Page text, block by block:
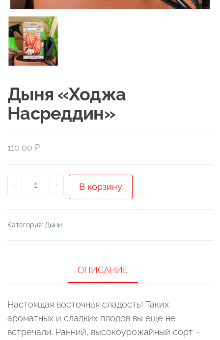
Дыня «Ходжа
Насреддин»
110,00 ₽
-
Количество
товара
"Ходжа
+ В корзину
Категория: Дыни
ОПИСАНИЕ
Настоящая восточная сладость! Таких
ароматных и сладких плодов вы еще не
встречали. Ранний, высокоурожайный сорт –